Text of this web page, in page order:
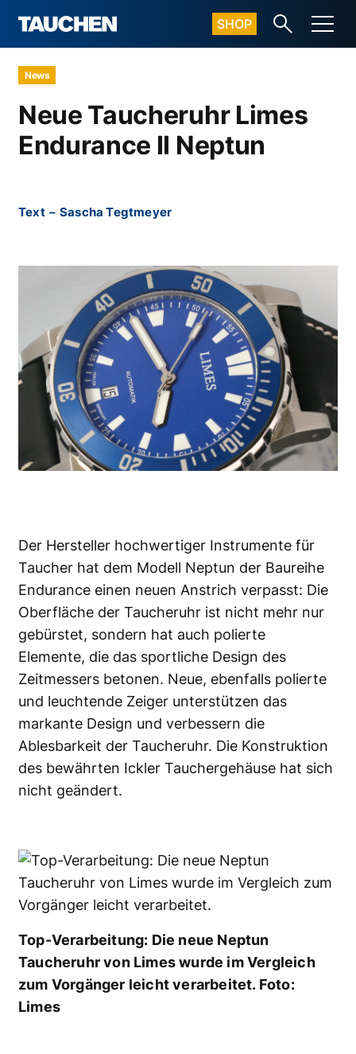
SHOP
News
Neue Taucheruhr Limes
Endurance II Neptun
Text – Sascha Tegtmeyer
Der Hersteller hochwertiger Instrumente für
Taucher hat dem Modell Neptun der Baureihe
Endurance einen neuen Anstrich verpasst: Die
Oberfläche der Taucheruhr ist nicht mehr nur
gebürstet, sondern hat auch polierte
Elemente, die das sportliche Design des
Zeitmessers betonen. Neue, ebenfalls polierte
und leuchtende Zeiger unterstützen das
markante Design und verbessern die
Ablesbarkeit der Taucheruhr. Die Konstruktion
des bewährten Ickler Tauchergehäuse hat sich
nicht geändert.
Top-Verarbeitung: Die neue Neptun
Taucheruhr von Limes wurde im Vergleich
zum Vorgänger leicht verarbeitet. Foto:
Limes